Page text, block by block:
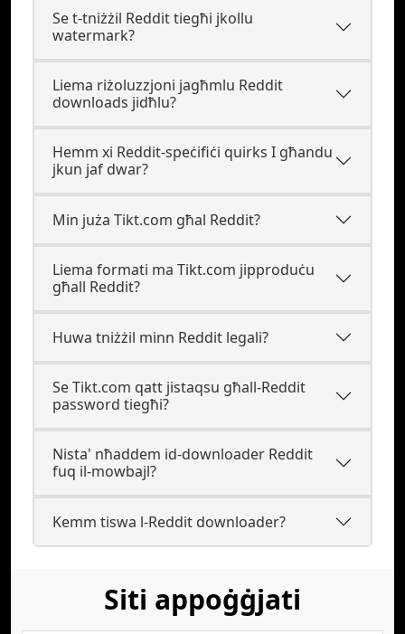
Se t-tniżżil Reddit tiegħi jkollu
watermark?
Liema riżoluzzjoni jagħmlu Reddit
downloads jidħlu?
Hemm xi Reddit-speċifiċi quirks I għandu
jkun jaf dwar?
Min juża Tikt.com għal Reddit?
Liema formati ma Tikt.com jipproduċu
għall Reddit?
Huwa tniżżil minn Reddit legali?
Se Tikt.com qatt jistaqsu għall-Reddit
password tiegħi?
Nista' nħaddem id-downloader Reddit
fuq il-mowbajl?
Kemm tiswa l-Reddit downloader?
Siti appoġġjati